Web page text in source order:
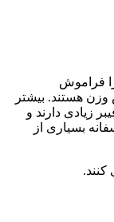
فراموش
وزن هستند. بیشتر
زیادی دارند و
بسیاری از